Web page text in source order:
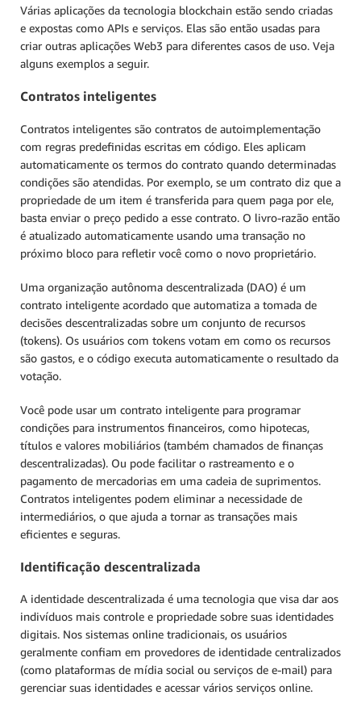
Várias aplicações da tecnologia blockchain estão sendo criadas
e expostas como APIs e serviços. Elas são então usadas para
criar outras aplicações Web3 para diferentes casos de uso. Veja
alguns exemplos a seguir.
Contratos inteligentes
Contratos inteligentes são contratos de autoimplementação
com regras predefinidas escritas em código. Eles aplicam
automaticamente os termos do contrato quando determinadas
condições são atendidas. Por exemplo, se um contrato diz que a
propriedade de um item é transferida para quem paga por ele,
basta enviar o preço pedido a esse contrato. O livro-razão então
é atualizado automaticamente usando uma transação no
próximo bloco para refletir você como o novo proprietário.
Uma organização autônoma descentralizada (DAO) é um
contrato inteligente acordado que automatiza a tomada de
decisões descentralizadas sobre um conjunto de recursos
(tokens). Os usuários com tokens votam em como os recursos
são gastos, e o código executa automaticamente o resultado da
votação.
Você pode usar um contrato inteligente para programar
condições para instrumentos financeiros, como hipotecas,
títulos e valores mobiliários (também chamados de finanças
descentralizadas). Ou pode facilitar o rastreamento e o
pagamento de mercadorias em uma cadeia de suprimentos.
Contratos inteligentes podem eliminar a necessidade de
intermediários, o que ajuda a tornar as transações mais
eficientes e seguras.
Identificação descentralizada
A identidade descentralizada é uma tecnologia que visa dar aos
indivíduos mais controle e propriedade sobre suas identidades
digitais. Nos sistemas online tradicionais, os usuários
geralmente confiam em provedores de identidade centralizados
(como plataformas de mídia social ou serviços de e-mail) para
gerenciar suas identidades e acessar vários serviços online.